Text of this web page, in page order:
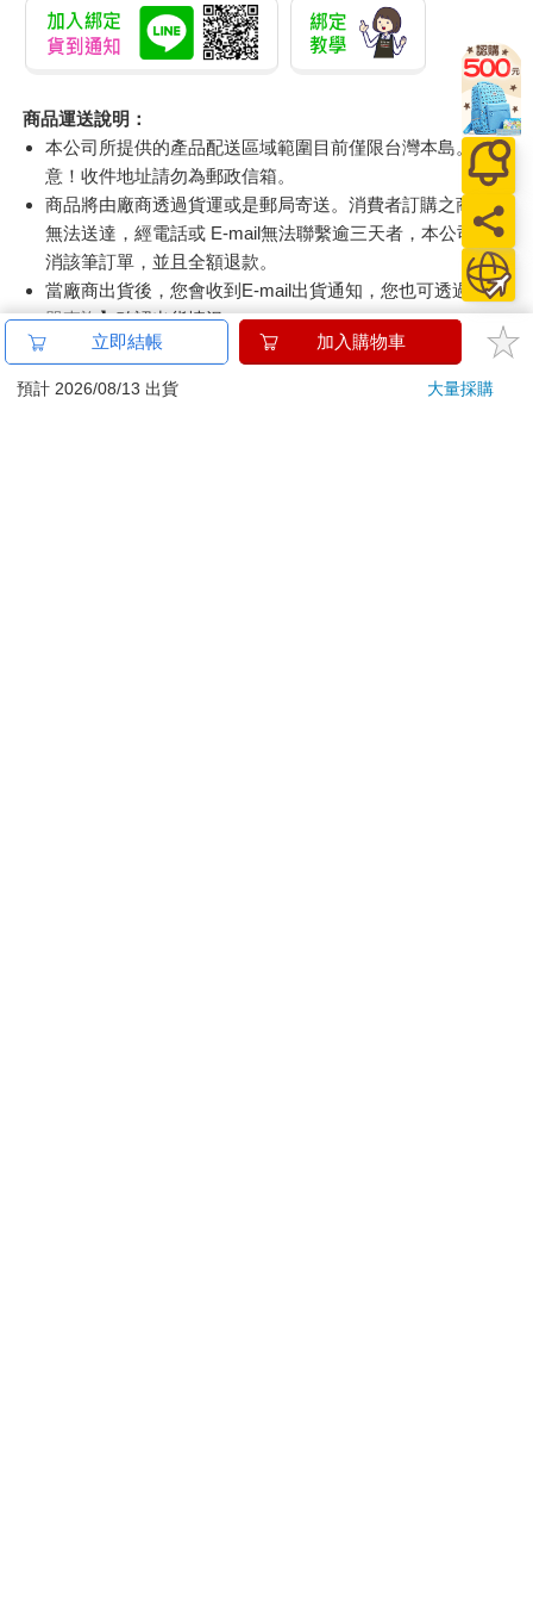
商品運送說明：
本公司所提供的產品配送區域範圍目前僅限台灣本島。注
意！收件地址請勿為郵政信箱。
商品將由廠商透過貨運或是郵局寄送。消費者訂購之商品若
無法送達，經電話或 E-mail無法聯繫逾三天者，本公司將取
消該筆訂單，並且全額退款。
當廠商出貨後，您會收到E-mail出貨通知，您也可透過【訂
單查詢】確認出貨情況。
產品顏色可能會因網頁呈現與拍攝關係產生色差，圖片僅供
參考，商品依實際供貨樣式為準。
如果是大型商品（如：傢俱、床墊、家電、運動器材等）及
立即結帳 加入購物車
預計 2026/08/13 出貨 大量採購